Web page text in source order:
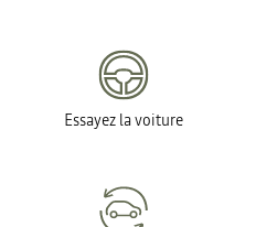
Essayez la voiture